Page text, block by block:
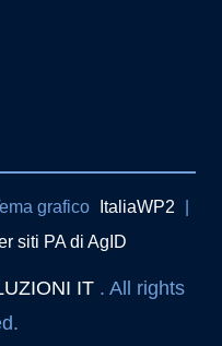
grafico ItaliaWP2
siti PA di AgID
IT . All rights